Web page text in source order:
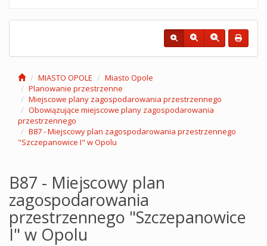
MIASTO OPOLE
Miasto Opole
Planowanie przestrzenne
Miejscowe plany zagospodarowania przestrzennego
Obowiązujące miejscowe plany zagospodarowania
przestrzennego
B87 - Miejscowy plan zagospodarowania przestrzennego
"Szczepanowice I" w Opolu
B87 - Miejscowy plan
zagospodarowania
przestrzennego "Szczepanowice
I" w Opolu